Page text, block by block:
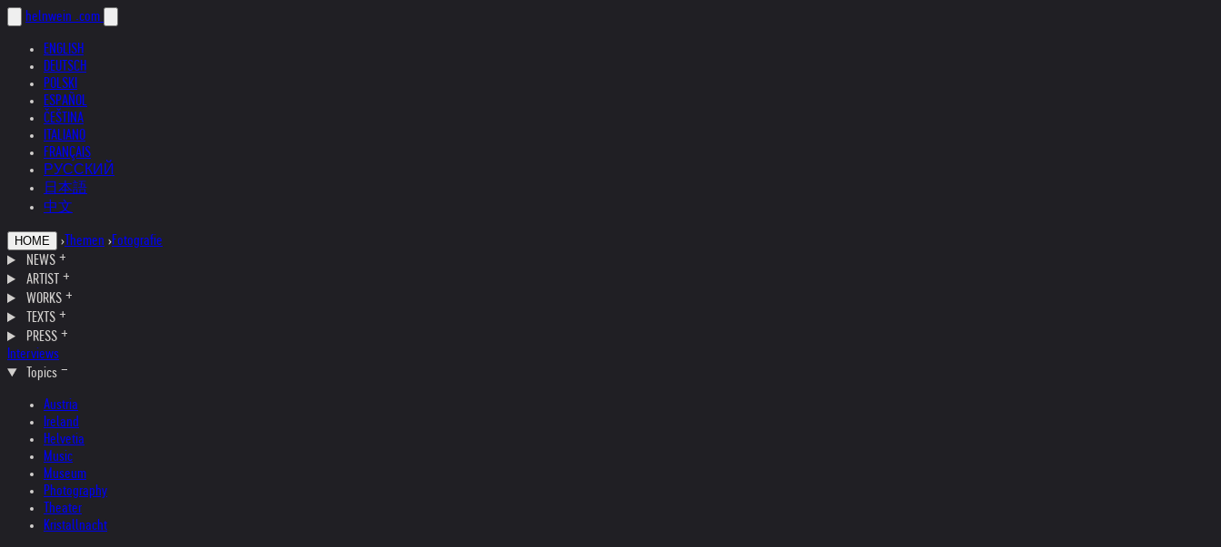
helnwein .com
ENGLISH
DEUTSCH
POLSKI
ESPAÑOL
ČEŠTINA
ITALIANO
FRANÇAIS
РУССКИЙ
日本語
中文
HOME › Themen ›Fotografie
NEWS
ARTIST
WORKS
TEXTS
PRESS
Interviews
Topics
Austria
Ireland
Helvetia
Music
Museum
Photography
Theater
Kristallnacht